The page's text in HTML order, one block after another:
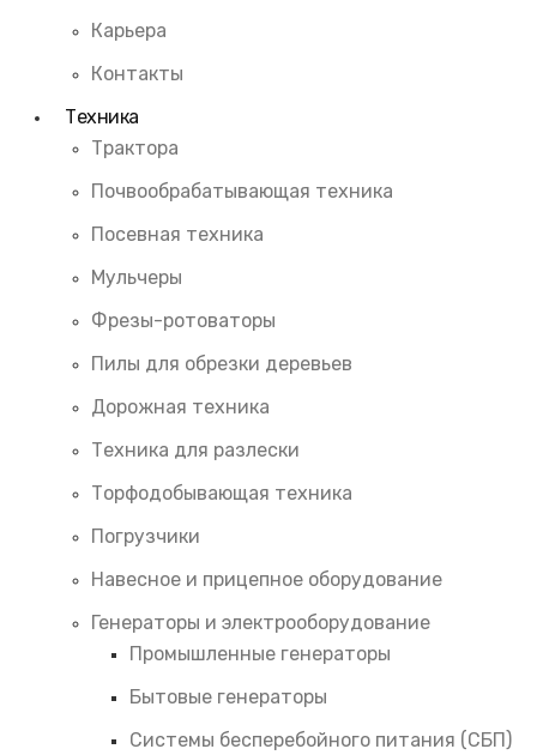
Карьера
Контакты
Техника
Трактора
Почвообрабатывающая техника
Посевная техника
Мульчеры
Фрезы-ротоваторы
Пилы для обрезки деревьев
Дорожная техника
Техника для разлески
Торфодобывающая техника
Погрузчики
Навесное и прицепное оборудование
Генераторы и электрооборудование
Промышленные генераторы
Бытовые генераторы
Системы бесперебойного питания (СБП)